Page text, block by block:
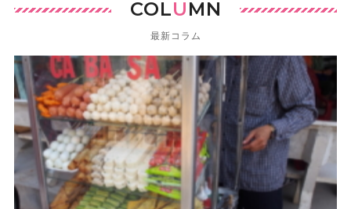
COLUMN
最新コラム